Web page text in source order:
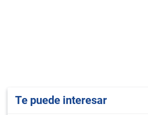
Te puede interesar